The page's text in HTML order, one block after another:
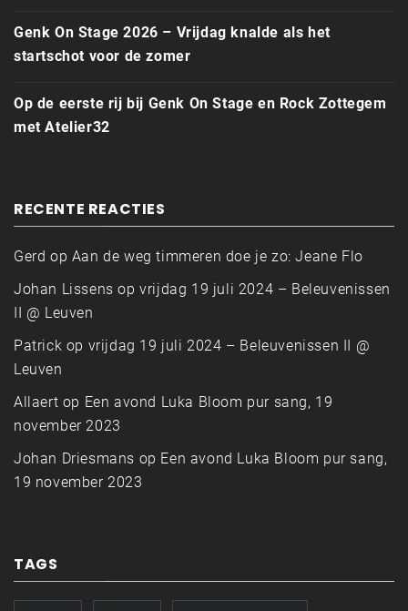
Genk On Stage 2026 – Vrijdag knalde als het
startschot voor de zomer
Op de eerste rij bij Genk On Stage en Rock Zottegem
met Atelier32
RECENTE REACTIES
Gerd op Aan de weg timmeren doe je zo: Jeane Flo
Johan Lissens opvrijdag 19 juli 2024 – Beleuvenissen
II @ Leuven
Patrick op vrijdag 19 juli 2024 – Beleuvenissen II @
Leuven
Allaert op Een avond Luka Bloom pur sang, 19
november 2023
Johan Driesmans op Een avond Luka Bloom pur sang,
19 november 2023
TAGS